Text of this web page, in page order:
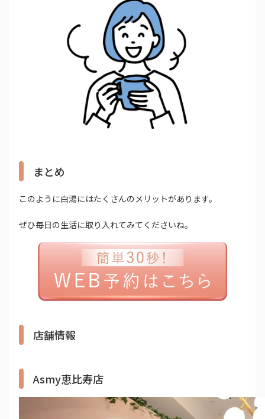
まとめ
このように白湯にはたくさんのメリットがあります。
ぜひ毎日の生活に取り入れてみてくださいね。
店舗情報
Asmy恵比寿店